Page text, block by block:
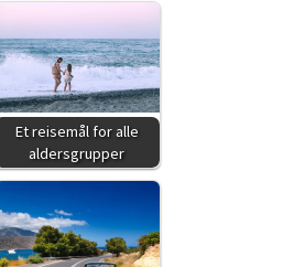
Et reisemål for alle
aldersgrupper